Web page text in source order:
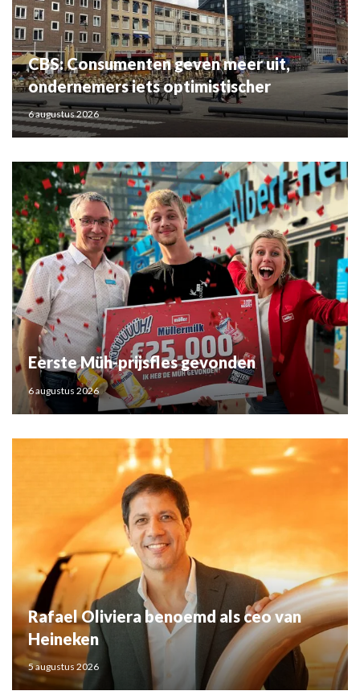
CBS: Consumenten geven meer uit,
ondernemers iets optimistischer
6 augustus 2026
Eerste Müh-prijsfles gevonden
6 augustus 2026
Rafael Oliviera benoemd als ceo van
Heineken
5 augustus 2026